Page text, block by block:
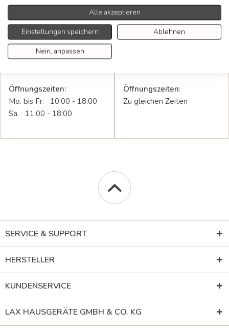
LAX-ONLINE STORE KÖLN
Hohenstaufenring 47-51
Öffnungszeiten:
Mo. bis Fr. 10:00 - 18:00
Sa. 11:00 - 18:00
KÜCHEN³ STUDIO KÖLN
Öffnungszeiten:
Zu gleichen Zeiten
SERVICE & SUPPORT
HERSTELLER
KUNDENSERVICE
LAX HAUSGERÄTE GMBH & CO. KG
Alle akzeptieren
Einstellungen speichern
Ablehnen
Nein, anpassen